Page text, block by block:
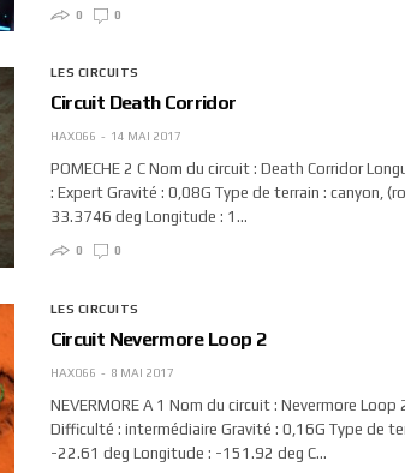
0 0
LES CIRCUITS
Circuit Death Corridor
HAX066 14 MAI 2017
POMECHE 2 C Nom du circuit : Death Corridor
: Expert Gravité : 0,08G Type de terrain : canyon,
33.3746 deg Longitude : 1…
0 0
LES CIRCUITS
Circuit Nevermore Loop 2
HAX066 8 MAI 2017
NEVERMORE A 1 Nom du circuit : Nevermore
Difficulté : intermédiaire Gravité : 0,16G Type de
-22.61 deg Longitude : -151.92 deg C…